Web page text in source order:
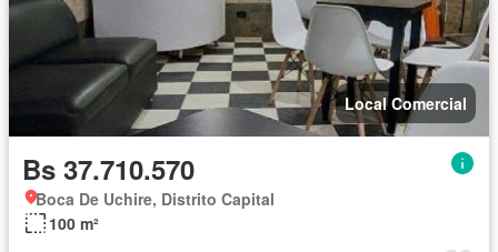
Local Comercial
Bs 37.710.570
Boca De Uchire, Distrito Capital
100 m²